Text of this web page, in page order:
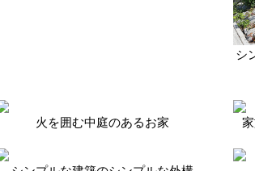
シ
火を囲む中庭のあるお家